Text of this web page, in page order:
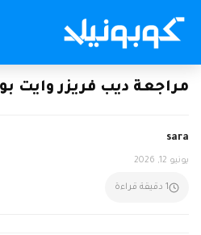
مراجعة ديب فريزر وايت
sara
يونيو 12, 2026
1 دقيقة قراءة